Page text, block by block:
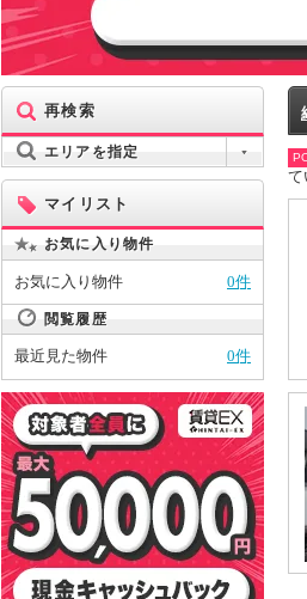
再検索
エリアを指定
マイリスト
お気に入り物件
お気に入り物件 0件
閲覧履歴
最近見た物件 0件
て